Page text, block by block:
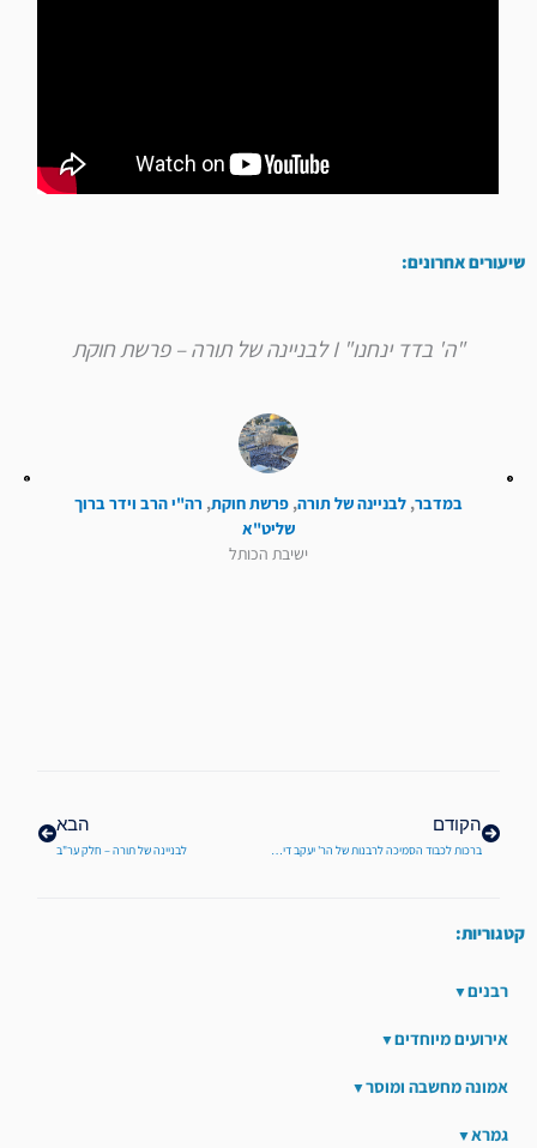
שיעורים אחרונים:
"ה' בדד ינחנו" I לבניינה של תורה – פרשת חוקת
במדבר, לבניינה של תורה, פרשת חוקת, רה"י הרב וידר ברוך
שליט"א
ישיבת הכותל
הקודם
ברכות לכבוד הסמיכה לרבנות של הר' יעקב דיסייני תלמיד הכולל של הישיבה, ישיבת הכותל
הבא
לבניינה של תורה – חלק ער"ב
קטגוריות:
רבנים
אירועים מיוחדים
אמונה מחשבה ומוסר
גמרא